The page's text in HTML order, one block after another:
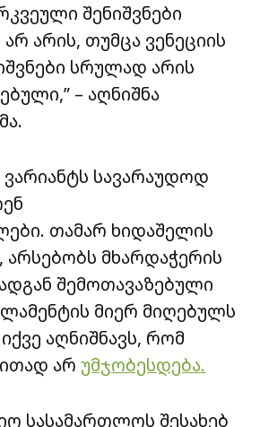
შენიშვნები
არის, თუმცა ვენეციის
სრულად არის
– აღნიშნა
სავარაუდოდ
თამარ ხიდაშელის
არსებობს მხარდაჭერის
შემოთავაზებული
მიერ მიღებულს
აღნიშნავს, რომ
არუმჯობესდება.
სასამართლოს შესახებ